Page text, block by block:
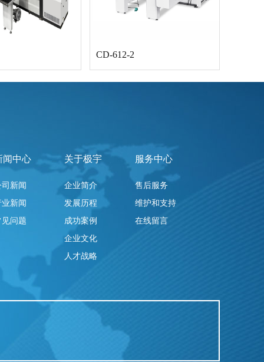
CD-612-2
闻中心
司新闻
业新闻
见问题
关于极宇
企业简介
发展历程
成功案例
企业文化
人才战略
服务中心
售后服务
维护和支持
在线留言